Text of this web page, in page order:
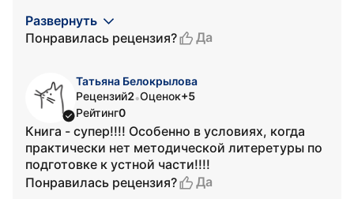
Развернуть
Понравилась рецензия?
Да
Татьяна Белокрылова
Рецензий2•Оценок+5
Рейтинг0
Книга - супер!!!! Особенно в условиях, когда
практически нет методической литеретуры по
подготовке к устной части!!!!
Понравилась рецензия?
Да